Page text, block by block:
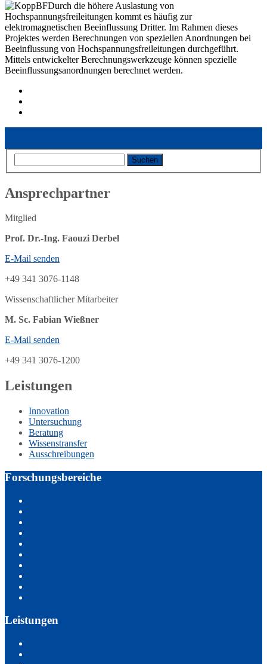
Durch die höhere Auslastung von
Hochspannungsfreileitungen kommt es häufig zur
elektromagnetischen Beeinflussung Dritter. Im Rahmen dieses
Projektes werden Berechnungen von speziellen Anordnungen bei
Beeinflussung von Hochspannungsfreileitungen durchgeführt.
Mittels entwickelter Berechnungswerkzeuge können spezielle
Beeinflussungsanordnungen berechnet werden.
Ansprechpartner
Mitglied
Prof. Dr.-Ing. Faouzi Derbel
E-Mail senden
+49 341 3076-1148
Wissenschaftlicher Mitarbeiter
M. Sc. Fabian Wießner
E-Mail senden
+49 341 3076-1200
Leistungen
Innovation
Untersuchung
Beratung
Wissenstransfer
Ausschreibungen
Forschungsbereiche
Leistungen